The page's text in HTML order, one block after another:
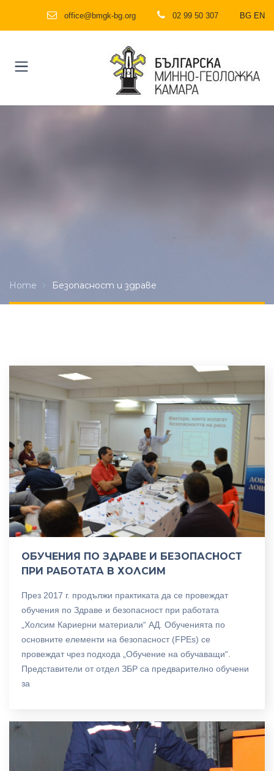
office@bmgk-bg.org 02 99 50 307 BG EN
Home Безопасност и здраве
ОБУЧЕНИЯ ПО ЗДРАВЕ И БЕЗОПАСНОСТ
ПРИ РАБОТАТА В ХОЛСИМ
През 2017 г. продължи практиката да се провеждат
обучения по Здраве и безопасност при работата
„Холсим Кариерни материали“ АД. Обученията по
основните елементи на безопасност (FPEs) се
провеждат чрез подхода „Обучение на обучаващи“.
Представители от отдел ЗБР са предварително обучени
за